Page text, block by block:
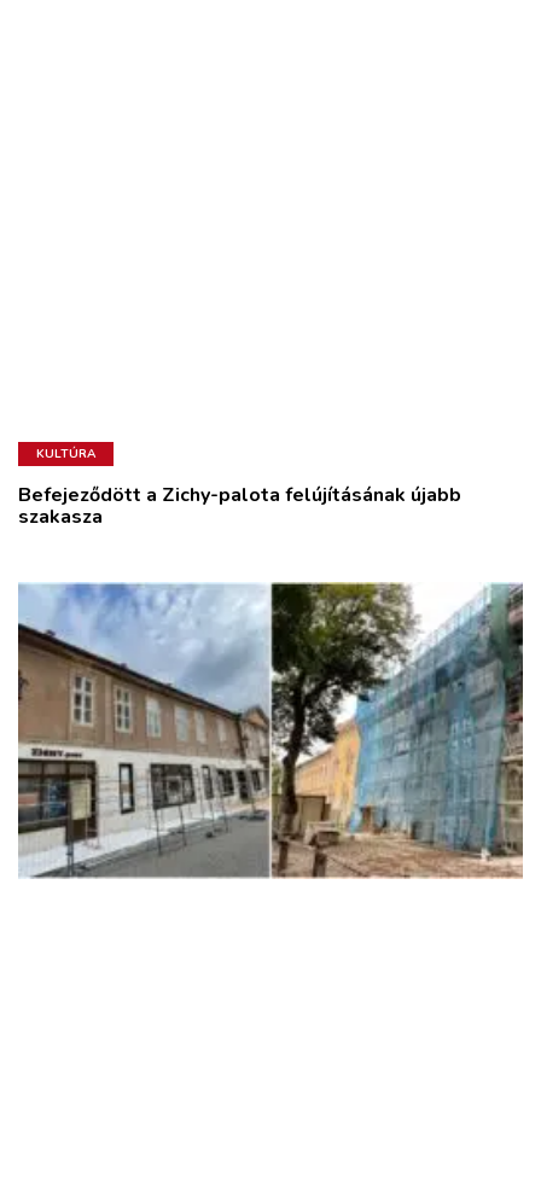
KULTÚRA
Befejeződött a Zichy-palota felújításának újabb
szakasza